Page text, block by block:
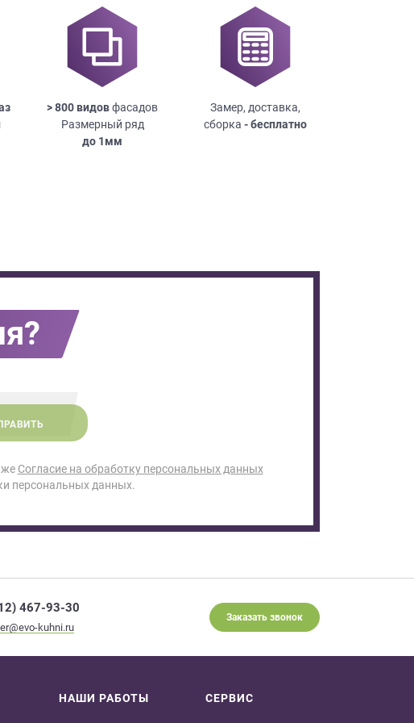
> 800 видовфасадов
Размерный ряд
до 1мм
Замер, доставка,
сборка - бесплатно
Согласие на обработку персональных данных
персональных данных.
467-93-30
kuhni.ru
Заказать звонок
НАШИ РАБОТЫ СЕРВИС